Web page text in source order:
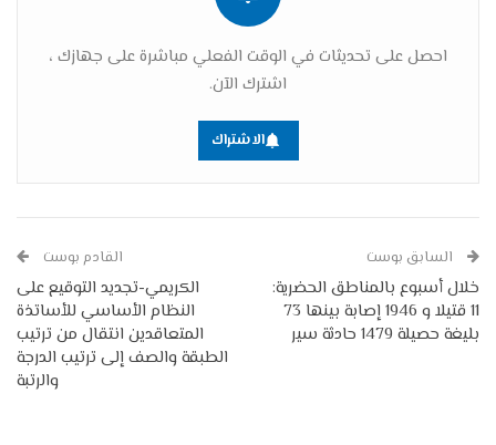
احصل على تحديثات في الوقت الفعلي مباشرة على جهازك ،
اشترك الآن.
الاشتراك
السابق بوست
خلال أسبوع بالمناطق الحضرية:
11 قتيلا و 1946 إصابة بينها 73
بليغة حصيلة 1479 حادثة سير
القادم بوست
الكريمي-تجديد التوقيع على
النظام الأساسي للأساتذة
المتعاقدين انتقال من ترتيب
الطبقة والصف إلى ترتيب الدرجة
والرتبة